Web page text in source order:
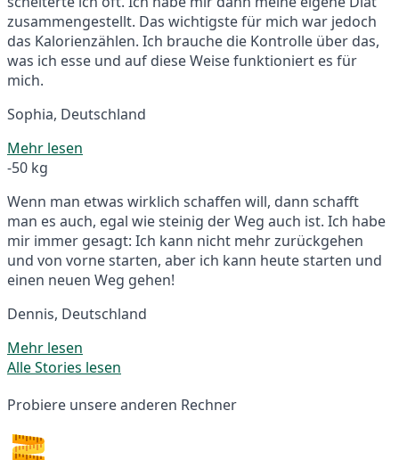
zusammengestellt. Das wichtigste für mich war jedoch
das Kalorienzählen. Ich brauche die Kontrolle über das,
was ich esse und auf diese Weise funktioniert es für
mich.
Sophia, Deutschland
Mehr lesen
-50 kg
Wenn man etwas wirklich schaffen will, dann schafft
man es auch, egal wie steinig der Weg auch ist. Ich habe
mir immer gesagt: Ich kann nicht mehr zurückgehen
und von vorne starten, aber ich kann heute starten und
einen neuen Weg gehen!
Dennis, Deutschland
Mehr lesen
Alle Stories lesen
Probiere unsere anderen Rechner